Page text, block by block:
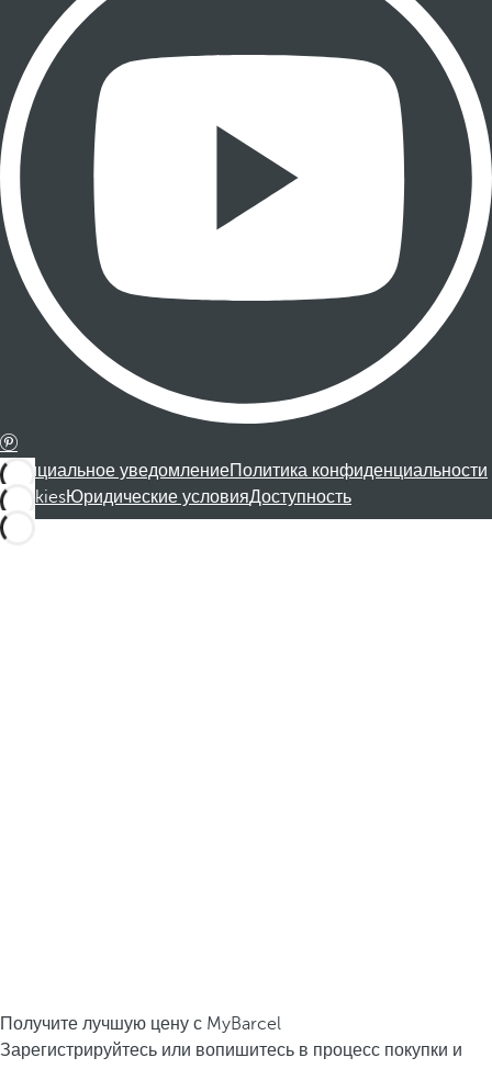
Официальное уведомлениеПолитика конфиденциальности
CookiesЮридические условияДоступность
Получите лучшую цену с MyBarcel
Зарегистрируйтесь или вопишитесь в процесс покупки и